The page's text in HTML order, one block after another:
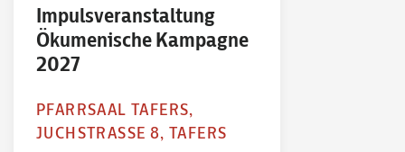
Impulsveranstaltung
Ökumenische Kampagne
2027
PFARRSAAL TAFERS,
JUCHSTRASSE 8, TAFERS